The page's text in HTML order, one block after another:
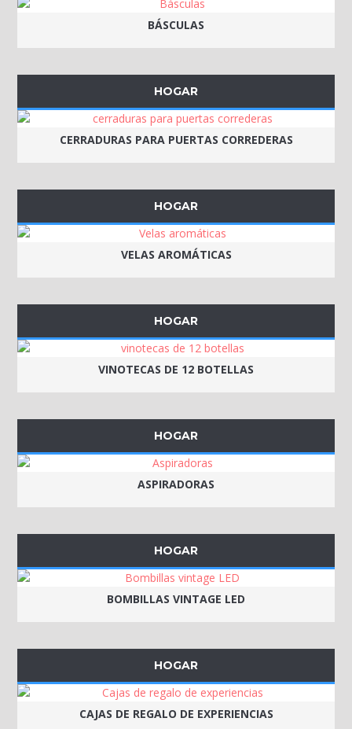
BÁSCULAS
HOGAR
CERRADURAS PARA PUERTAS CORREDERAS
HOGAR
VELAS AROMÁTICAS
HOGAR
VINOTECAS DE 12 BOTELLAS
HOGAR
ASPIRADORAS
HOGAR
BOMBILLAS VINTAGE LED
HOGAR
CAJAS DE REGALO DE EXPERIENCIAS